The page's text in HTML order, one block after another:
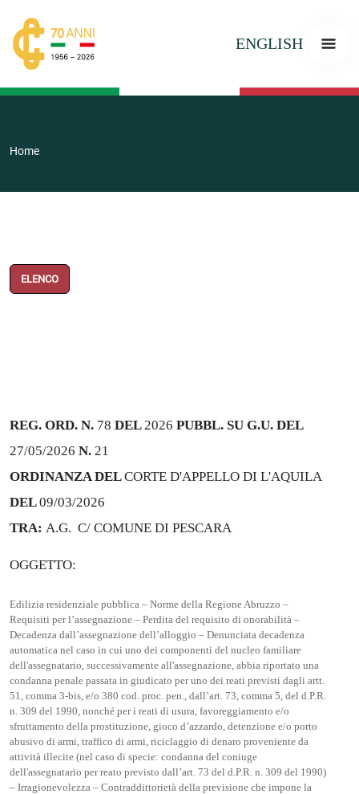
ENGLISH
Home
ELENCO
REG. ORD. N. 78 DEL2026 PUBBL. SU G.U. DEL
27/05/2026 N. 21
ORDINANZA DELCORTE D'APPELLO DI L'AQUILA
DEL09/03/2026
TRA: A.G. C/ COMUNE DI PESCARA
OGGETTO:
Edilizia residenziale pubblica – Norme della Regione Abruzzo –
Requisiti per l’assegnazione – Perdita del requisito di onorabilità –
Decadenza dall’assegnazione dell’alloggio – Denunciata decadenza
automatica nel caso in cui uno dei componenti del nucleo familiare
dell'assegnatario, successivamente all'assegnazione, abbia riportato una
condanna penale passata in giudicato per uno dei reati previsti dagli artt.
51, comma 3-bis, e/o 380 cod. proc. pen., dall’art. 73, comma 5, del d.P.R.
n. 309 del 1990, nonché per i reati di usura, favoreggiamento e/o
sfruttamento della prostituzione, gioco d’azzardo, detenzione e/o porto
abusivo di armi, traffico di armi, riciclaggio di denaro proveniente da
attività illecite (nel caso di specie: condanna del coniuge
dell'assegnatario per reato previsto dall’art. 73 del d.P.R. n. 309 del 1990)
– Irragionevolezza – Contraddittorietà della previsione che impone la